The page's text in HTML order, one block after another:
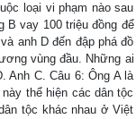
loại vi phạm nào sau
B vay 100 triệu đồng để
anh D đến đập phá đồ
vùng đầu. Những ai
Anh C. Câu 6: Ông A là
thể hiện các dân tộc
tộc khác nhau ở Việt